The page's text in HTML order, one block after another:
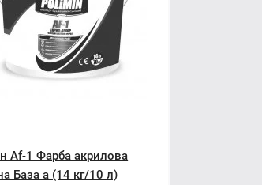
Af-1 Фарба акрилова
База а (14 кг/10 л)